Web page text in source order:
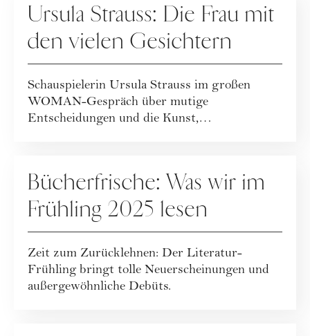
Ursula Strauss: Die Frau mit
den vielen Gesichtern
Schauspielerin Ursula Strauss im großen
WOMAN-Gespräch über mutige
Entscheidungen und die Kunst,
Bücherfrische: Was wir im
Frühling 2025 lesen
Zeit zum Zurücklehnen: Der Literatur-
Frühling bringt tolle Neuerscheinungen und
außergewöhnliche Debüts.